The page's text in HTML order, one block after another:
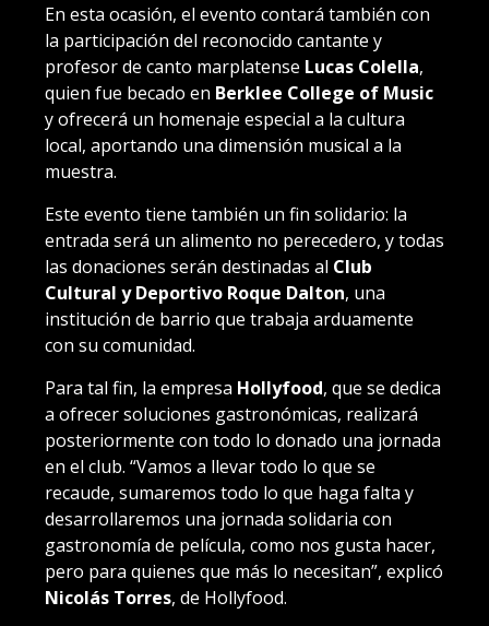
En esta ocasión, el evento contará también con
la participación del reconocido cantante y
profesor de canto marplatense Lucas Colella,
quien fue becado en Berklee College of Music
y ofrecerá un homenaje especial a la cultura
local, aportando una dimensión musical a la
muestra.
Este evento tiene también un fin solidario: la
entrada será un alimento no perecedero, y todas
las donaciones serán destinadas al Club
Cultural y Deportivo Roque Dalton, una
institución de barrio que trabaja arduamente
con su comunidad.
Para tal fin, la empresa Hollyfood, que se dedica
a ofrecer soluciones gastronómicas, realizará
posteriormente con todo lo donado una jornada
en el club. “Vamos a llevar todo lo que se
recaude, sumaremos todo lo que haga falta y
desarrollaremos una jornada solidaria con
gastronomía de película, como nos gusta hacer,
pero para quienes que más lo necesitan”, explicó
Nicolás Torres, de Hollyfood.